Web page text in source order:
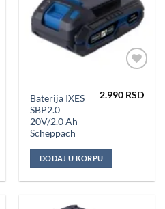
Baterija IXES
SBP2.0
20V/2.0 Ah
Scheppach
2.990 RSD
DODAJ U KORPU